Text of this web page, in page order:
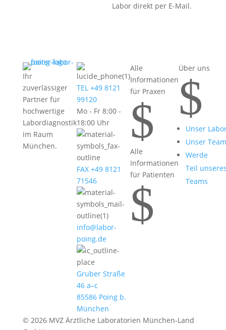
Labor direkt per E-Mail.
Ihr
zuverlässiger
Partner für
hochwertige
Labordiagnostik
im Raum
München.
TEL +49 8121
99120
Mo - Fr 8:00 -
18:00 Uhr
FAX +49 8121
71546
info@labor-
poing.de
Gruber Straße
46 a–c
85586 Poing b.
München
Alle
Informationen
für Praxen
$
Alle
Informationen
für Patienten
$
Über uns
$
Unser
Unser Team
Werde
Teil
Teams
© 2026 MVZ Ärztliche Laboratorien München-Land